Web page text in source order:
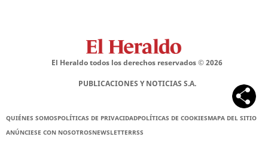
El Heraldo todos los derechos reservados ©2026
PUBLICACIONES Y NOTICIAS S.A.
QUIÉNES SOMOSPOLÍTICAS DE PRIVACIDADPOLÍTICAS DE COOKIESMAPA DEL SITIO
ANÚNCIESE CON NOSOTROSNEWSLETTERRSS